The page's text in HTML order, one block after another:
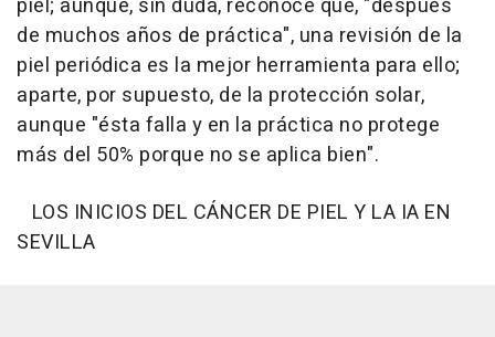
piel; aunque, sin duda, reconoce que, "después
de muchos años de práctica", una revisión de la
piel periódica es la mejor herramienta para ello;
aparte, por supuesto, de la protección solar,
aunque "ésta falla y en la práctica no protege
más del 50% porque no se aplica bien".
LOS INICIOS DEL CÁNCER DE PIEL Y LA IA EN
SEVILLA